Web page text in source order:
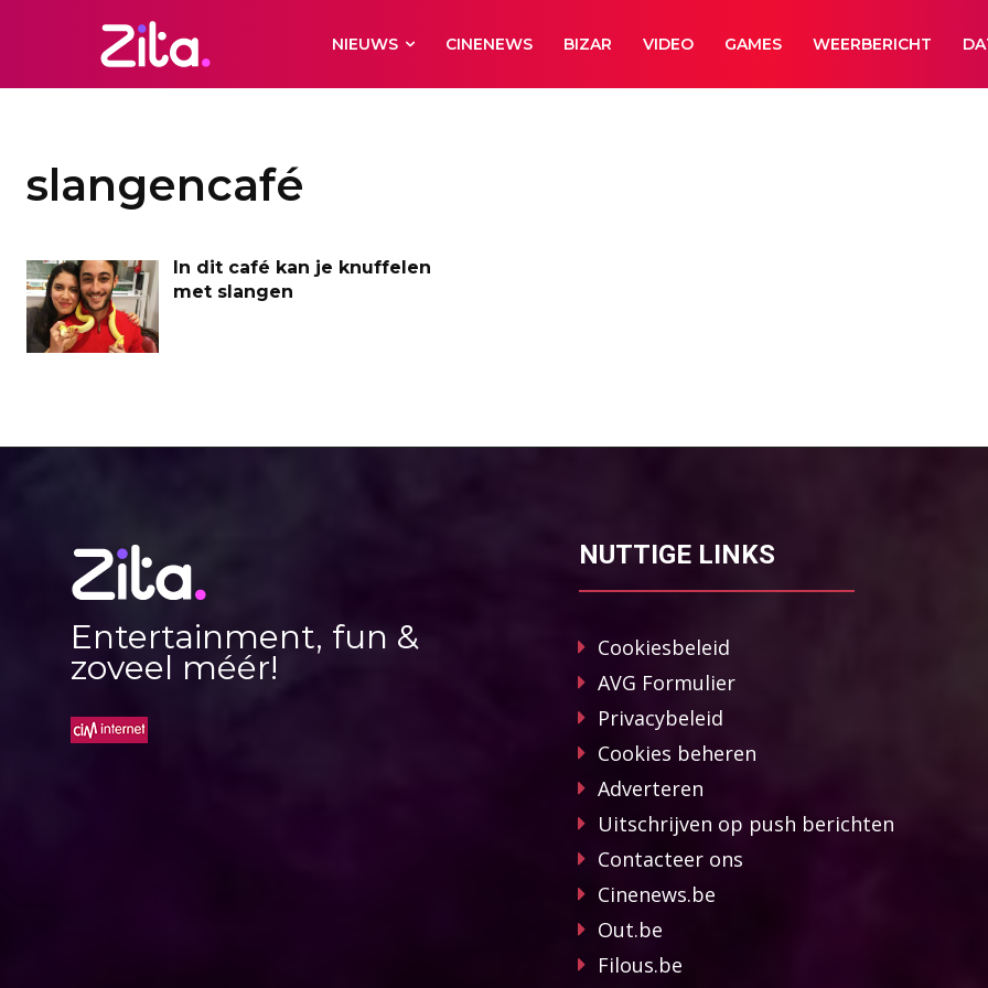
NIEUWS CINENEWS BIZAR VIDEO GAMES WEERBERICHT
slangencafé
In dit café kan je knuffelen
met slangen
Entertainment, fun &
zoveel méér!
NUTTIGE LINKS
Cookiesbeleid
AVG Formulier
Privacybeleid
Cookies beheren
Adverteren
Uitschrijven op push berichten
Contacteer ons
Cinenews.be
Out.be
Filous.be